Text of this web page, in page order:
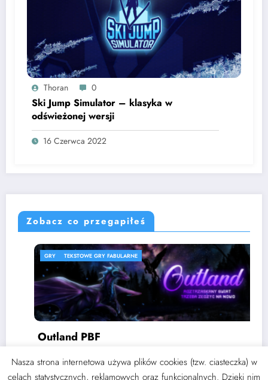
Thoran 0
Ski Jump Simulator – klasyka w
odświeżonej wersji￼
16 Czerwca 2022
Zobacz co przegapiłeś
GRY TEKSTOWE GRY FABULARNE
Outland PBF
Nasza strona internetowa używa plików cookies (tzw. ciasteczka) w
celach statystycznych, reklamowych oraz funkcjonalnych. Dzięki nim